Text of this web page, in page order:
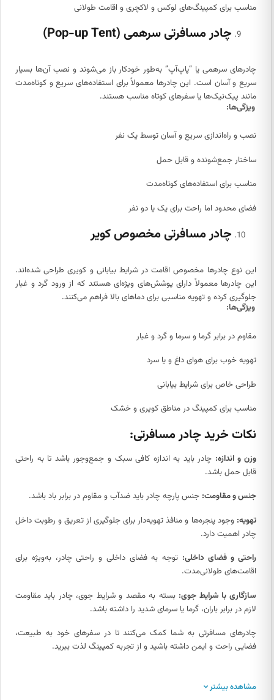
مناسب برای کمپینگ‌های لوکس و لاکچری و اقامت طولانی
چادر مسافرتی سرهمی (Pop-up Tent)
چادرهای سرهمی یا “پاپ‌آپ” به‌طور خودکار باز می‌شوند و نصب آن‌ها بسیار
سریع و آسان است. این چادرها معمولاً برای استفاده‌های سریع و کوتاه‌مدت
مانند پیک‌نیک‌ها یا سفرهای کوتاه مناسب هستند.
ویژگی‌ها:
نصب و راه‌اندازی سریع و آسان توسط یک نفر
ساختار جمع‌شونده و قابل حمل
مناسب برای استفاده‌های کوتاه‌مدت
فضای محدود اما راحت برای یک یا دو نفر
چادر مسافرتی مخصوص کویر
این نوع چادرها مخصوص اقامت در شرایط بیابانی و کویری طراحی شده‌اند.
این چادرها معمولاً دارای پوشش‌های ویژه‌ای هستند که از ورود گرد و غبار
جلوگیری کرده و تهویه مناسبی برای دماهای بالا فراهم می‌کنند.
ویژگی‌ها:
مقاوم در برابر گرما و سرما و گرد و غبار
تهویه خوب برای هوای داغ و یا سرد
طراحی خاص برای شرایط بیابانی
مناسب برای کمپینگ در مناطق کویری و خشک
نکات خرید چادر مسافرتی:
وزن و اندازه: چادر باید به اندازه کافی سبک و جمع‌وجور باشد تا به راحتی
قابل حمل باشد.
جنس و مقاومت: جنس پارچه چادر باید ضدآب و مقاوم در برابر باد باشد.
تهویه: وجود پنجره‌ها و منافذ تهویه‌دار برای جلوگیری از تعریق و رطوبت داخل
چادر اهمیت دارد.
راحتی و فضای داخلی: توجه به فضای داخلی و راحتی چادر، به‌ویژه برای
اقامت‌های طولانی‌مدت.
سازگاری با شرایط جوی: بسته به مقصد و شرایط جوی، چادر باید مقاومت
لازم در برابر باران، گرما یا سرمای شدید را داشته باشد.
چادرهای مسافرتی به شما کمک می‌کنند تا در سفرهای خود به طبیعت،
فضایی راحت و ایمن داشته باشید و از تجربه کمپینگ لذت ببرید.
مشاهده بیشتر